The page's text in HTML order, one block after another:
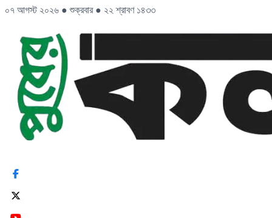
০৭ আগস্ট ২০২৬ ● শুক্রবার ● ২২ শ্রাবণ ১৪৩৩